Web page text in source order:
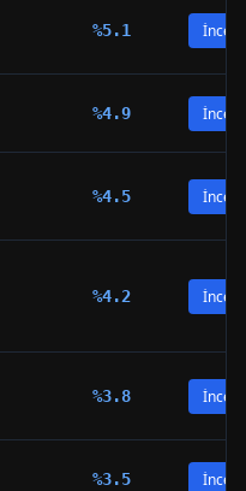
%5.1 İncele
%4.9 İncele
%4.5 İncele
%4.2 İncele
%3.8 İncele
%3.5 İncele